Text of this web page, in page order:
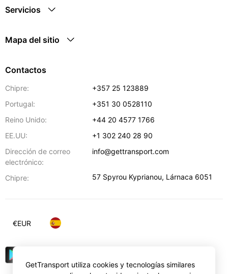
Servicios
Mapa del sitio
Contactos
Chipre:
+357 25 123889
Portugal:
+351 30 0528110
Reino Unido:
+44 20 4577 1766
EE.UU:
+1 302 240 28 90
Dirección de correo
electrónico:
info@gettransport.com
Chipre: 57 Spyrou Kyprianou, Lárnaca 6051
€EUR
GetTransport utiliza cookies y tecnologías similares